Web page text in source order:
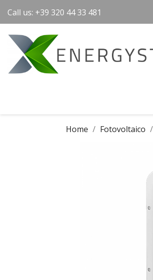
Call us: +39 320 44 33 481
Home Fotovoltaico